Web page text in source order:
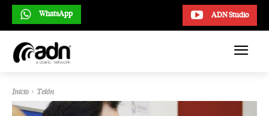
ADN Studio
WhatsApp
Inicio Telón